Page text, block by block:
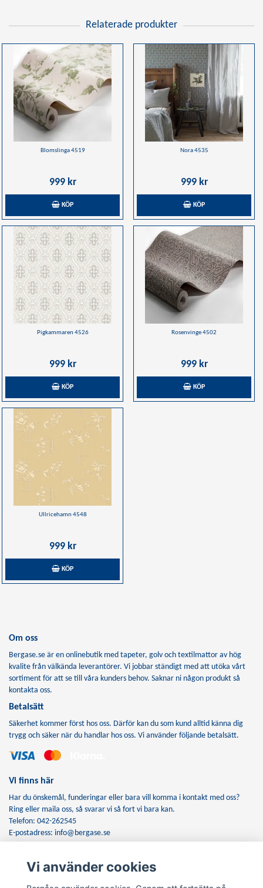
Relaterade produkter
Blomslinga 4519
999 kr
KÖP
Nora 4535
999 kr
KÖP
Pigkammaren 4526
999 kr
KÖP
Rosenvinge 4502
999 kr
KÖP
Ullricehamn 4548
999 kr
KÖP
Om oss
Bergase.se är en onlinebutik med tapeter, golv och textilmattor av hög
kvalite från välkända leverantörer. Vi jobbar ständigt med att utöka vårt
sortiment för att se till våra kunders behov. Saknar ni någon produkt så
kontakta oss.
Betalsätt
Säkerhet kommer först hos oss. Därför kan du som kund alltid känna dig
trygg och säker när du handlar hos oss. Vi använder följande betalsätt.
Vi finns här
Har du önskemål, funderingar eller bara vill komma i kontakt med oss?
Ring eller maila oss, så svarar vi så fort vi bara kan.
Telefon: 042-262545
E-postadress: info@bergase.se
Anmäl dig till vårt nyhetsbrev
Vi använder cookies